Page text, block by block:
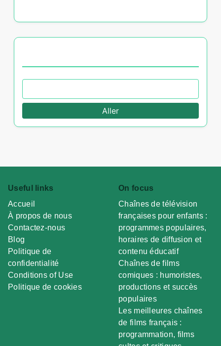
Aller
Useful links
Accueil
À propos de nous
Contactez-nous
Blog
Politique de
confidentialité
Conditions of Use
Politique de cookies
On focus
Chaînes de télévision
françaises pour enfants :
programmes populaires,
horaires de diffusion et
contenu éducatif
Chaînes de films
comiques : humoristes,
productions et succès
populaires
Les meilleures chaînes
de films français :
programmation, films